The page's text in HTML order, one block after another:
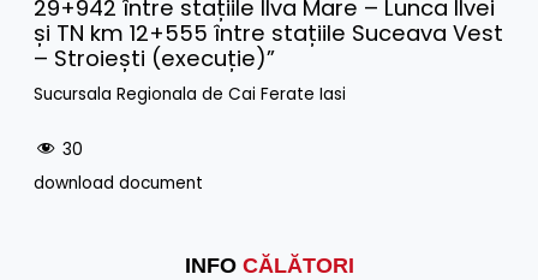
INFO CĂLĂTORI
29+942 între stațiile Ilva Mare – Lunca Ilvei
și TN km 12+555 între stațiile Suceava Vest
– Stroiești (execuție)”
Sucursala Regionala de Cai Ferate Iasi
30
download document